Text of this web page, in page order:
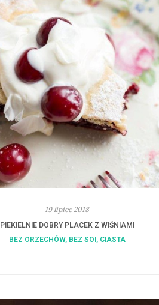
19 lipiec 2018
PIEKIELNIE DOBRY PLACEK Z WIŚNIAMI
BEZ ORZECHÓW, BEZ SOI, CIASTA